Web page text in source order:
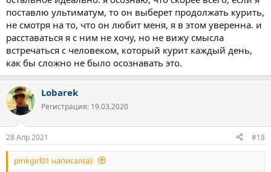
поставлю ультиматум, то он выберет продолжать курить,
не смотря на то, что он любит меня, я в этом уверенна. и
расставаться я с ним не хочу, но не вижу смысла
встречаться с человеком, который курит каждый день,
как бы сложно не было осознавать это.
Lobarek
Регистрация: 19.03.2020
28 Апр 2021 #18
pinkgirl01 написал(а):